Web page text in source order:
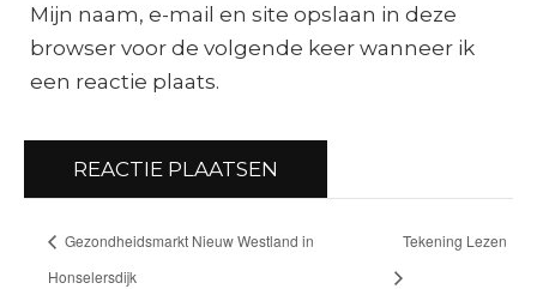
Mijn naam, e-mail en site opslaan in deze
browser voor de volgende keer wanneer ik
een reactie plaats.
Gezondheidsmarkt Nieuw Westland in
Honselersdijk
Tekening Lezen